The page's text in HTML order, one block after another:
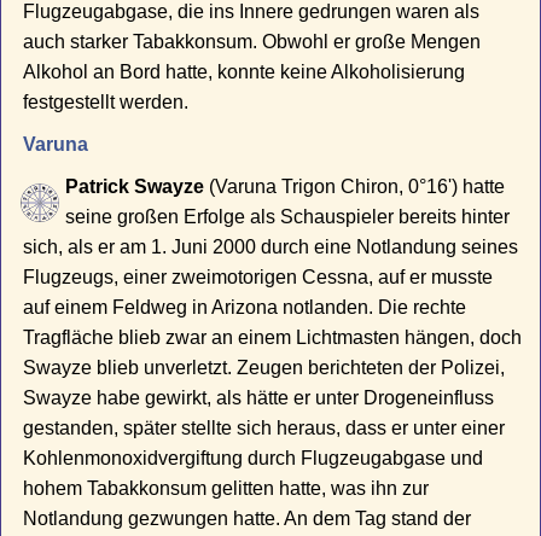
Flugzeugabgase, die ins Innere gedrungen waren als
auch starker Tabakkonsum. Obwohl er große Mengen
Alkohol an Bord hatte, konnte keine Alkoholisierung
festgestellt werden.
Varuna
Patrick Swayze (Varuna Trigon Chiron, 0°16') hatte
seine großen Erfolge als Schauspieler bereits hinter
sich, als er am 1. Juni 2000 durch eine Notlandung seines
Flugzeugs, einer zweimotorigen Cessna, auf er musste
auf einem Feldweg in Arizona notlanden. Die rechte
Tragfläche blieb zwar an einem Lichtmasten hängen, doch
Swayze blieb unverletzt. Zeugen berichteten der Polizei,
Swayze habe gewirkt, als hätte er unter Drogeneinfluss
gestanden, später stellte sich heraus, dass er unter einer
Kohlenmonoxidvergiftung durch Flugzeugabgase und
hohem Tabakkonsum gelitten hatte, was ihn zur
Notlandung gezwungen hatte. An dem Tag stand der